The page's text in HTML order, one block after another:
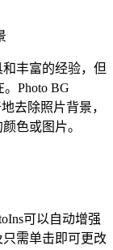
丰富的经验，但
Photo BG
去除照片背景，
色或图片。
可以自动增强
需单击即可更改